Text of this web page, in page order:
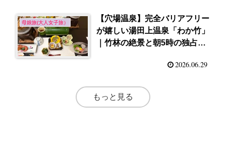
母娘旅(大人女子旅）
【穴場温泉】完全バリアフリー
が嬉しい湯田上温泉「わか竹」
｜竹林の絶景と朝5時の独占露
2026.06.29
もっと見る